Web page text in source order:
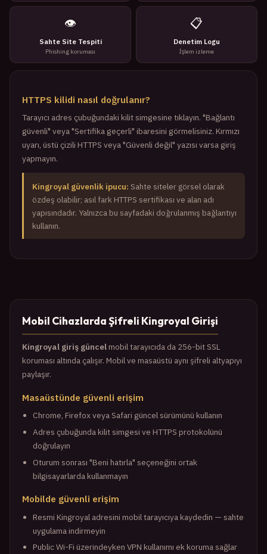
👁️
Sahte Site Tespiti
Phishing koruması
📋
Denetim Logu
İşlem izleme
HTTPS kilidi nasıl doğrulanır?
Tarayıcı adres çubuğundaki kilit simgesine tıklayın. "Bağlantı
güvenli" veya "Sertifika geçerli" ibaresini görmelisiniz. Kırmızı
uyarı, üstü çizili HTTPS veya "Güvenli değil" yazısı varsa giriş
yapmayın.
Kingroyal güvenlik ipucu: Sahte siteler görsel olarak
özdeş olabilir; asıl fark HTTPS sertifikası ve alan adı
yapısındadır. Yalnızca bu sayfadaki doğrulanmış bağlantıyı
kullanın.
Mobil Cihazlarda Şifreli Kingroyal Girişi
Kingroyal giriş güncelmobil tarayıcıda da 256-bit SSL
koruması altında çalışır. Mobil ve masaüstü aynı şifreli altyapıyı
paylaşır.
Masaüstünde güvenli erişim
Chrome, Firefox veya Safari güncel sürümünü kullanın
Adres çubuğunda kilit simgesi ve HTTPS protokolünü
doğrulayın
Oturum sonrası "Beni hatırla" seçeneğini ortak
bilgisayarlarda kullanmayın
Mobilde güvenli erişim
Resmi Kingroyal adresini mobil tarayıcıya kaydedin — sahte
uygulama indirmeyin
Public Wi-Fi üzerindeyken VPN kullanımı ek koruma sağlar